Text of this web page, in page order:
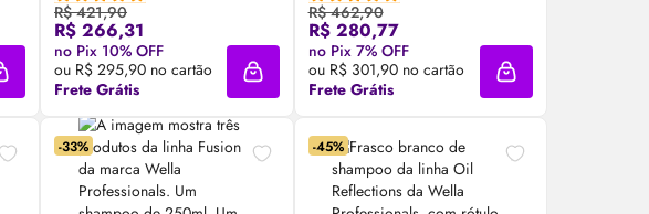
Adicionar à sacola
R$ 421,90
R$ 266,31
no Pix 10% OFF
ou R$ 295,90 no cartão
Frete Grátis
Compre Agora ❯
Adicionar à sacola
R$ 462,90
R$ 280,77
no Pix 7% OFF
ou R$ 301,90 no cartão
Frete Grátis
Compre Agora ❯
Adicionar à sacola
-33% -45%